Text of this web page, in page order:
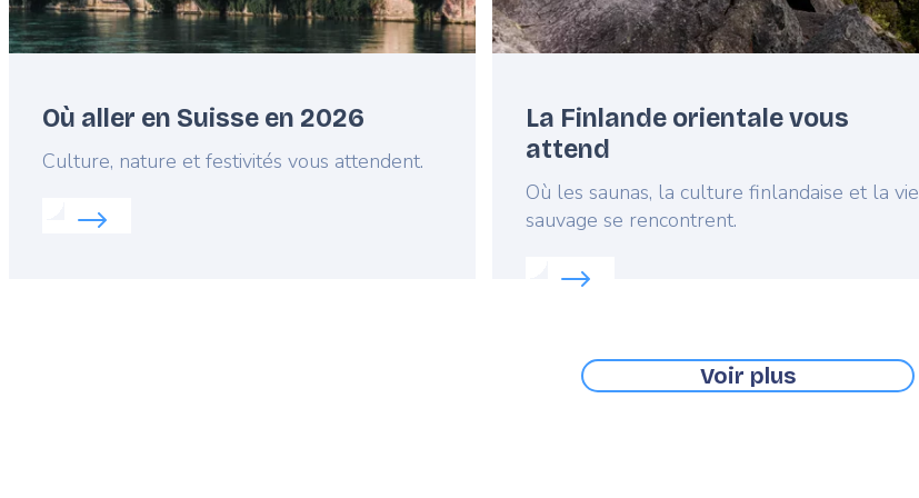
Où aller en Suisse en 2026
Lead
Culture, nature et festivités vous attendent.
Read more about:
La Finlande orientale vous
attend
Lead
Où les saunas, la culture finlandaise et la vie
sauvage se rencontrent.
Read more about:
Voir plus